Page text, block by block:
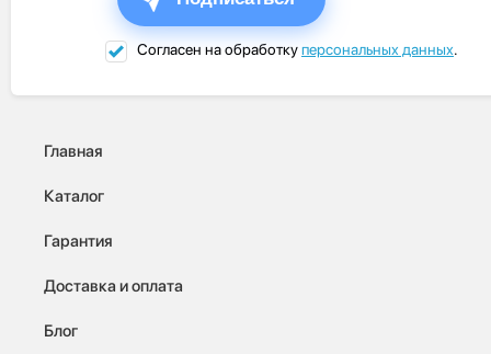
Согласен на обработкуперсональных данных.
Главная
Каталог
Гарантия
Доставка и оплата
Блог